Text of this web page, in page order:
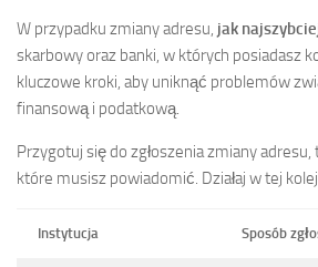
W przypadku zmiany adresu, jak
skarbowy oraz banki, w których posiadasz
kluczowe kroki, aby uniknąć problemów
finansową i podatkową.
Przygotuj się do zgłoszenia zmiany
które musisz powiadomić. Działaj w tej
Instytucja Sposób